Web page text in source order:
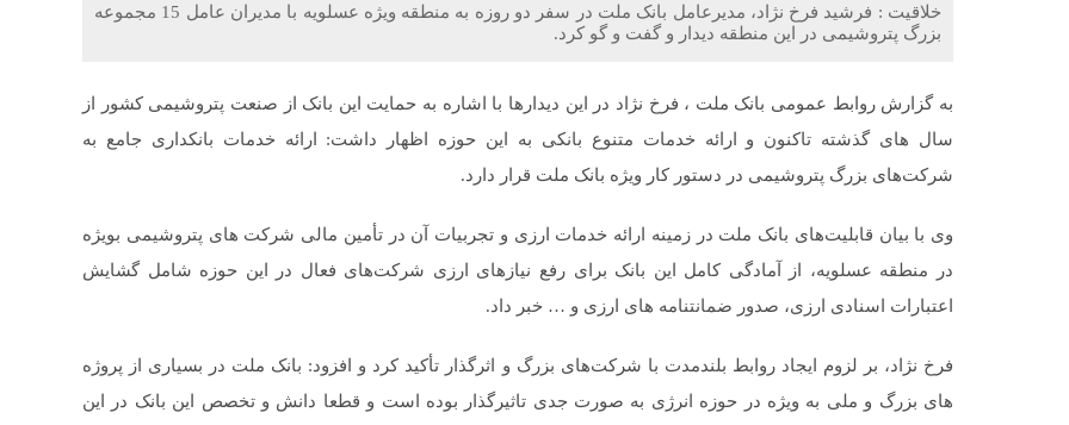
خلاقیت : فرشید فرخ نژاد، مدیرعامل بانک ملت در سفر دو روزه به منطقه ویژه عسلویه با مدیران عامل 15 مجموعه
بزرگ پتروشیمی در این منطقه دیدار و گفت و گو کرد.
به گزارش روابط عمومی بانک ملت ، فرخ نژاد در این دیدارها با اشاره به حمایت این بانک از صنعت پتروشیمی کشور از
سال های گذشته تاکنون و ارائه خدمات متنوع بانکی به این حوزه اظهار داشت: ارائه خدمات بانکداری جامع به
شرکت‌های بزرگ پتروشیمی در دستور کار ویژه بانک ملت قرار دارد.
وی با بیان قابلیت‌های بانک ملت در زمینه ارائه خدمات ارزی و تجربیات آن در تأمین مالی شرکت های پتروشیمی بویژه
در منطقه عسلویه، از آمادگی کامل این بانک برای رفع نیازهای ارزی شرکت‌های فعال در این حوزه شامل گشایش
اعتبارات اسنادی ارزی، صدور ضمانتنامه های ارزی و … خبر داد.
فرخ نژاد، بر لزوم ایجاد روابط بلندمدت با شرکت‌های بزرگ و اثرگذار تأکید کرد و افزود: بانک ملت در بسیاری از پروژه
های بزرگ و ملی به ویژه در حوزه انرژی به صورت جدی تاثیرگذار بوده است و قطعا دانش و تخصص این بانک در این